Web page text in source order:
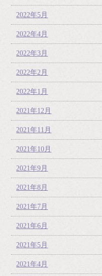
2022年5月
2022年4月
2022年3月
2022年2月
2022年1月
2021年12月
2021年11月
2021年10月
2021年9月
2021年8月
2021年7月
2021年6月
2021年5月
2021年4月